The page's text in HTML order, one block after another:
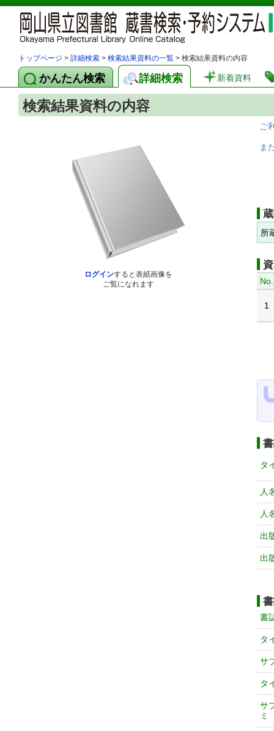
トップページ > 詳細検索 > 検索結果資料の一覧 > 検索結果資料の内容
かんたん検索 詳細検索 新着資料
検索結果資料の内容
ログインすると表紙画像を
ご覧になれます
ご
ま
所
No.
1
タ
人
人
出
出
書
タ
サ
タ
サ
ミ